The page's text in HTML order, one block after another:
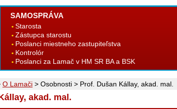
SAMOSPRÁVA
Starosta
Zástupca starostu
Poslanci miestneho zastupiteľstva
Kontrolór
Poslanci za Lamač v HM SR BA a BSK
O Lamači > Osobnosti > Prof. Dušan Kállay, akad. mal.
akad. mal.